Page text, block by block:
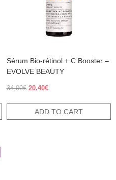
Sérum Bio-rétinol + C Booster –
EVOLVE BEAUTY
34,00€ Original
34,00€.
20,40€Current
20,40€.
ADD TO CART